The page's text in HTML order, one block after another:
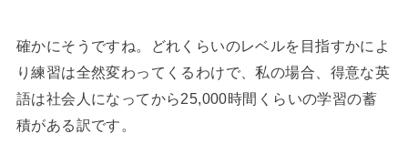
確かにそうですね。どれくらいのレベルを目指すかによ
り練習は全然変わってくるわけで、私の場合、得意な英
語は社会人になってから25,000時間くらいの学習の蓄
積がある訳です。